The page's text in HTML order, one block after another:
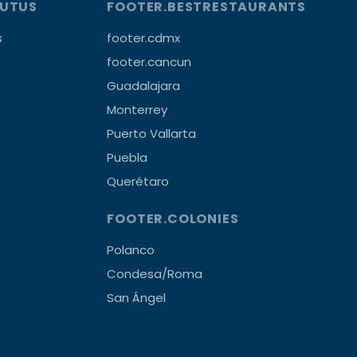
FOOTER.BESTRESTAURANTS
footer.cdmx
footer.cancun
Guadalajara
Monterrey
Puerto Vallarta
Puebla
Querétaro
FOOTER.COLONIES
Polanco
Condesa/Roma
San Ángel